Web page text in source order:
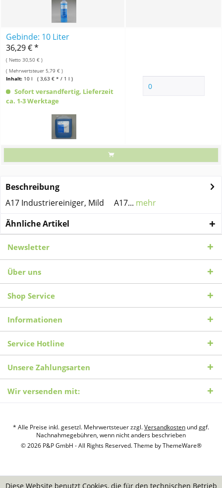
Gebinde: 10 Liter
36,29 € *
( Netto 30,50 € )
( Mehrwertsteuer 5,79 € )
Inhalt: 10 l ( 3,63 € * / 1 l )
Sofort versandfertig, Lieferzeit
ca. 1-3 Werktage
Beschreibung
A17 Industriereiniger, Mild A17... mehr
Ähnliche Artikel
Newsletter
Über uns
Shop Service
Informationen
Service Hotline
Unsere Zahlungsarten
Wir versenden mit:
* Alle Preise inkl. gesetzl. Mehrwertsteuer zzgl.Versandkosten und ggf.
Nachnahmegebühren, wenn nicht anders beschrieben
© 2026 P&P GmbH - All Rights Reserved. Theme byThemeWare®
Diese Website benutzt Cookies, die für den technischen Betrieb